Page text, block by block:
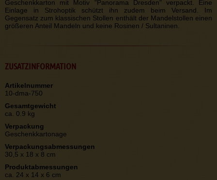
Geschenkkarton mit Motiv "Panorama Dresden" verpackt. Eine
Einlage in Strohoptik schützt ihn zudem beim Versand. Im
Gegensatz zum klassischen Stollen enthält der Mandelstollen einen
größeren Anteil Mandeln und keine Rosinen / Sultaninen.
ZUSATZINFORMATION
Artikelnummer
10-dma-750
Gesamtgewicht
ca. 0.9 kg
Verpackung
Geschenkkartonage
Verpackungsabmessungen
30,5 x 18 x 8 cm
Produktabmessungen
ca. 24 x 14 x 6 cm